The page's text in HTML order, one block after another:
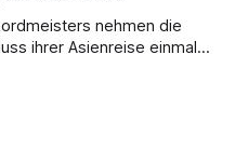
nehmen die
ihrer Asienreise einmal